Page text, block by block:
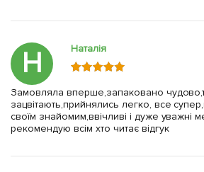
Н Наталія
Замовляла вперше,запаковано
зацвітають,прийнялись легко, все
своїм знайомим,ввічливі і дуже уважні
рекомендую всім хто читає відгук